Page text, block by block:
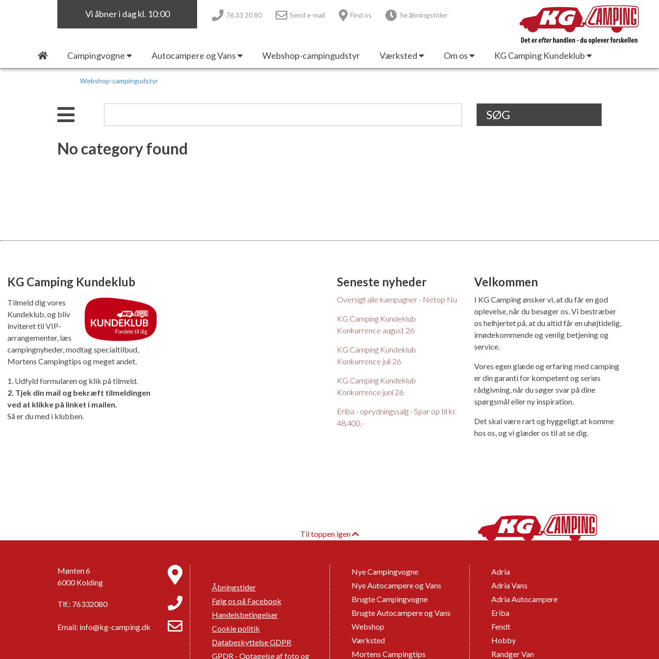
Vi åbner i dag kl. 10:00 76 33 20 80 Send e-mail Find os Se åbningstider
Campingvogne Autocampere og Vans Webshop-campingudstyr Værksted Om os KG Camping Kundeklub
Webshop-campingudstyr
SØG
No category found
KG Camping Kundeklub
Tilmeld dig vores
Kundeklub, og bliv
inviteret til VIP-
arrangementer, læs
campingnyheder, modtag specialtilbud,
Mortens Campingtips og meget andet.
1. Udfyld formularen og klik på tilmeld.
2. Tjek din mail og bekræft tilmeldingen
ved at klikke på linket i mailen.
Så er du med i klubben.
Seneste nyheder
Oversigt alle kampagner - Netop Nu
KG Camping Kundeklub
Konkurrence august 26
KG Camping Kundeklub
Konkurrence juli 26
KG Camping Kundeklub
Konkurrence juni 26
Eriba - oprydningssalg - Spar op til kr.
48.400,-
Velkommen
I KG Camping ønsker vi, at du får en god
oplevelse, når du besøger os. Vi bestræber
os helhjertet på, at du altid får en uhøjtidelig,
imødekommende og venlig betjening og
service.
Vores egen glæde og erfaring med camping
er din garanti for kompetent og seriøs
rådgivning, når du søger svar på dine
spørgsmål eller ny inspiration.
Det skal være rart og hyggeligt at komme
hos os, og vi glæder os til at se dig.
Til toppen igen
Mønten 6
6000 Kolding
Tlf.: 76332080
Email: info@kg-camping.dk
Åbningstider
Følg os på Facebook
Handelsbetingelser
Cookie politik
Databeskyttelse GDPR
GPDR - Optagelse af foto og
Nye Campingvogne
Nye Autocampere og Vans
Brugte Campingvogne
Brugte Autocampere og Vans
Webshop
Værksted
Mortens Campingtips
Adria
Adria Vans
Adria Autocampere
Eriba
Fendt
Hobby
Randger Van